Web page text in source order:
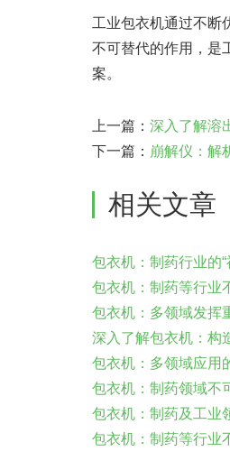
工业包衣机通过不断
不可替代的作用，是
案。
上一篇： 深入了解溶
下一篇： 崩解仪：解
相关文章
包衣机：制药行业的
包衣机：制药等行业
包衣机：多领域发挥
深入了解包衣机：构
包衣机：多领域应用
包衣机：制药领域不
包衣机：制药及工业
包衣机：制药等行业